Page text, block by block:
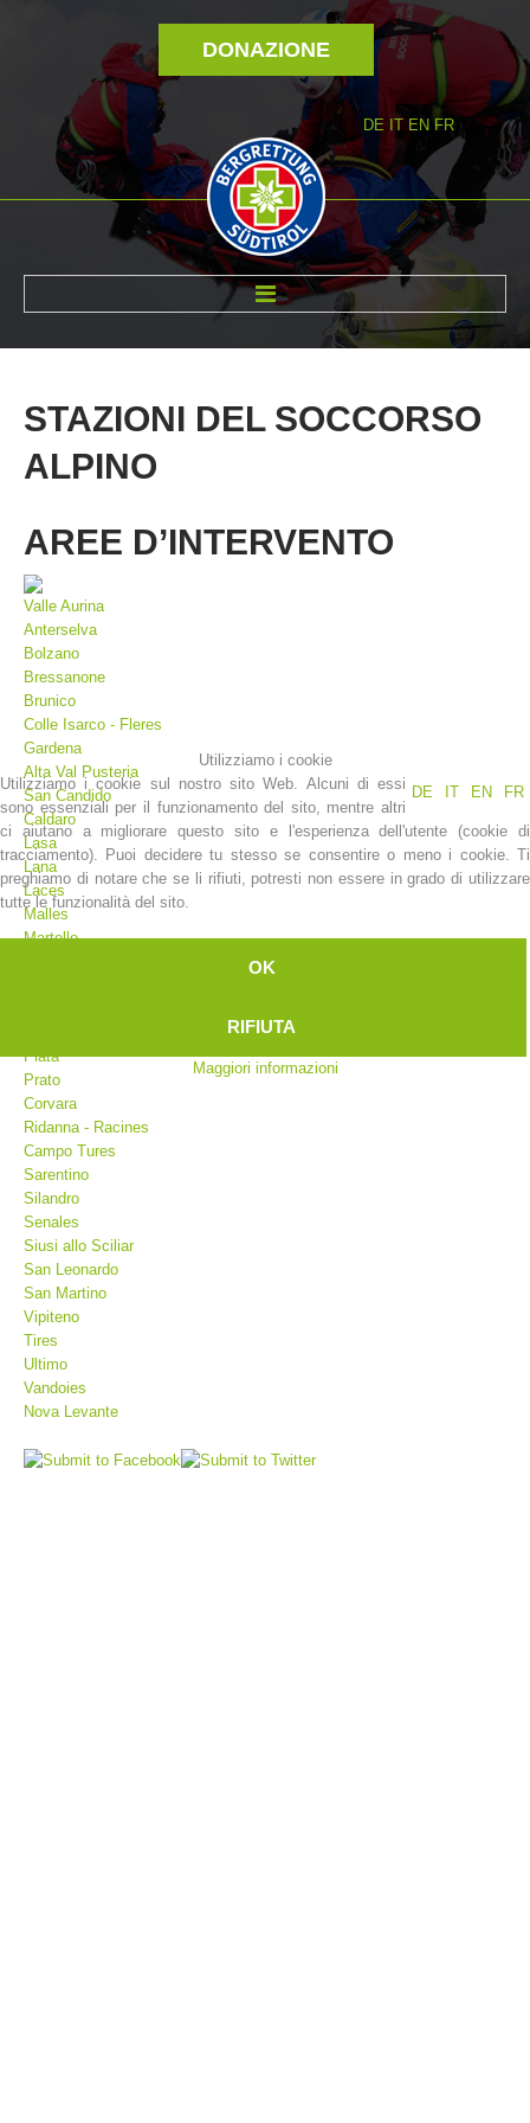
DONAZIONE
DE IT EN FR
La storia
Stazioni del soccorso alpino
STAZIONI DEL SOCCORSO
ALPINO
AREE D’INTERVENTO
Valle Aurina
Anterselva
Bolzano
Bressanone
Brunico
Colle Isarco - Fleres
Gardena
Alta Val Pusteria
San Candido
Caldaro
Lasa
Lana
Laces
Malles
Martello
Plata
Prato
Corvara
Ridanna - Racines
Campo Tures
Sarentino
Silandro
Senales
Siusi allo Sciliar
San Leonardo
San Martino
Vipiteno
Tires
Ultimo
Vandoies
Nova Levante
Utilizziamo i cookie
DE
IT EN FR
Utilizziamo i cookie sul nostro sito Web. Alcuni di essi
sono essenziali per il funzionamento del sito, mentre altri
ci aiutano a migliorare questo sito e l'esperienza dell'utente (cookie di
tracciamento). Puoi decidere tu stesso se consentire o meno i cookie. Ti
preghiamo di notare che se li rifiuti, potresti non essere in grado di utilizzare
tutte le funzionalità del sito.
OK
RIFIUTA
Maggiori informazioni